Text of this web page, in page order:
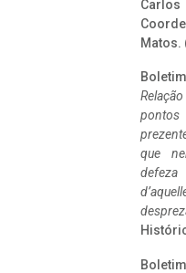
Matos.
pontos
que